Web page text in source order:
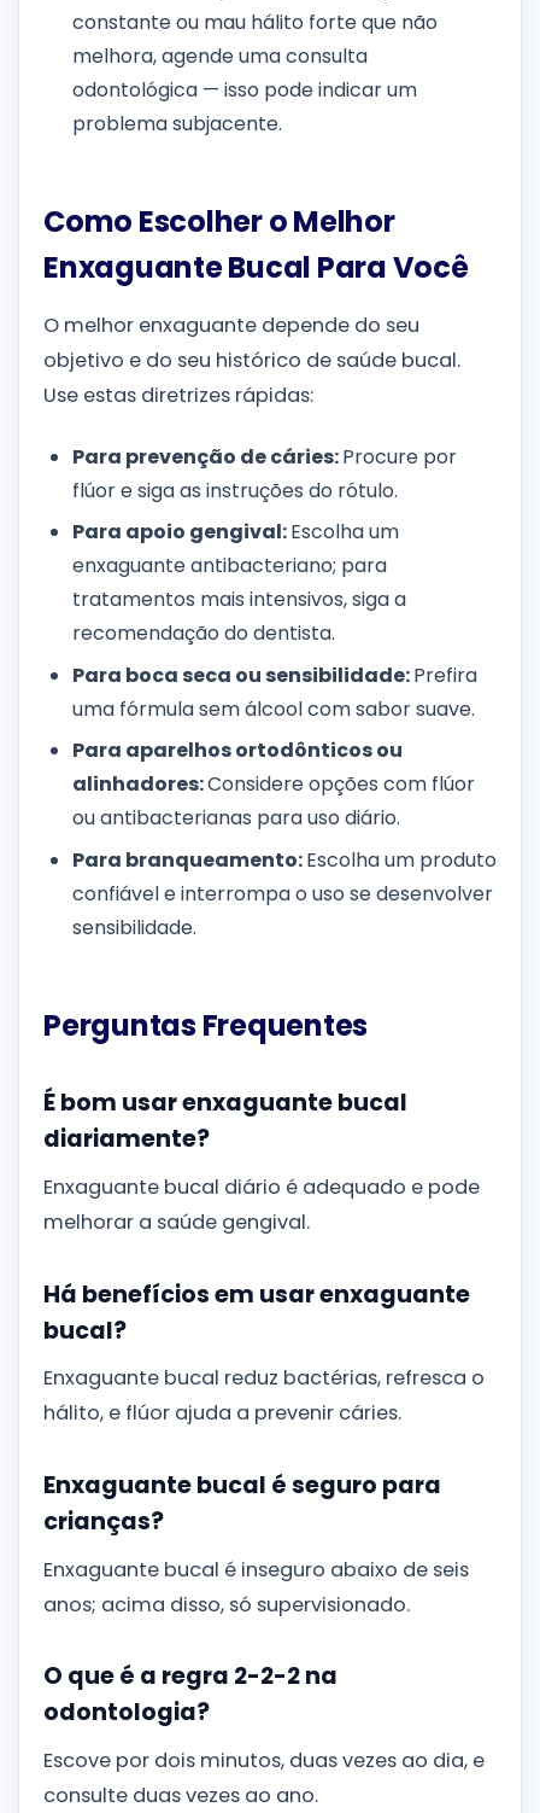
constante ou mau hálito forte que não
melhora, agende uma consulta
odontológica — isso pode indicar um
problema subjacente.
Como Escolher o Melhor
Enxaguante Bucal Para Você
O melhor enxaguante depende do seu
objetivo e do seu histórico de saúde bucal.
Use estas diretrizes rápidas:
Para prevenção de cáries:Procure por
flúor e siga as instruções do rótulo.
Para apoio gengival:Escolha um
enxaguante antibacteriano; para
tratamentos mais intensivos, siga a
recomendação do dentista.
Para boca seca ou sensibilidade:Prefira
uma fórmula sem álcool com sabor suave.
Para aparelhos ortodônticos ou
alinhadores:Considere opções com flúor
ou antibacterianas para uso diário.
Para branqueamento:Escolha um produto
confiável e interrompa o uso se desenvolver
sensibilidade.
Perguntas Frequentes
É bom usar enxaguante bucal
diariamente?
Enxaguante bucal diário é adequado e pode
melhorar a saúde gengival.
Há benefícios em usar enxaguante
bucal?
Enxaguante bucal reduz bactérias, refresca o
hálito, e flúor ajuda a prevenir cáries.
Enxaguante bucal é seguro para
crianças?
Enxaguante bucal é inseguro abaixo de seis
anos; acima disso, só supervisionado.
O que é a regra 2-2-2 na
odontologia?
Escove por dois minutos, duas vezes ao dia, e
consulte duas vezes ao ano.